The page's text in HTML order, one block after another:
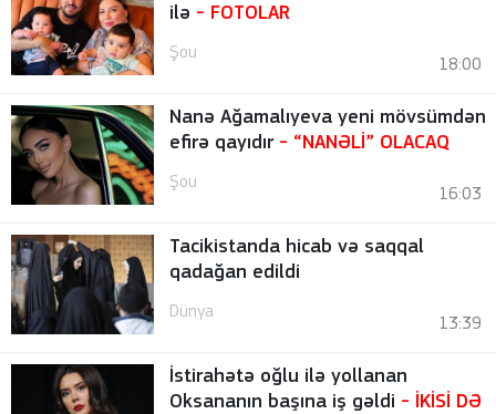
ilə - FOTOLAR
Şou
18:00
Nanə Ağamalıyeva yeni mövsümdən
efirə qayıdır - “NANƏLİ” OLACAQ
Şou
16:03
Tacikistanda hicab və saqqal
qadağan edildi
Dünya
13:39
İstirahətə oğlu ilə yollanan
Oksananın başına iş gəldi - İKİSİ DƏ